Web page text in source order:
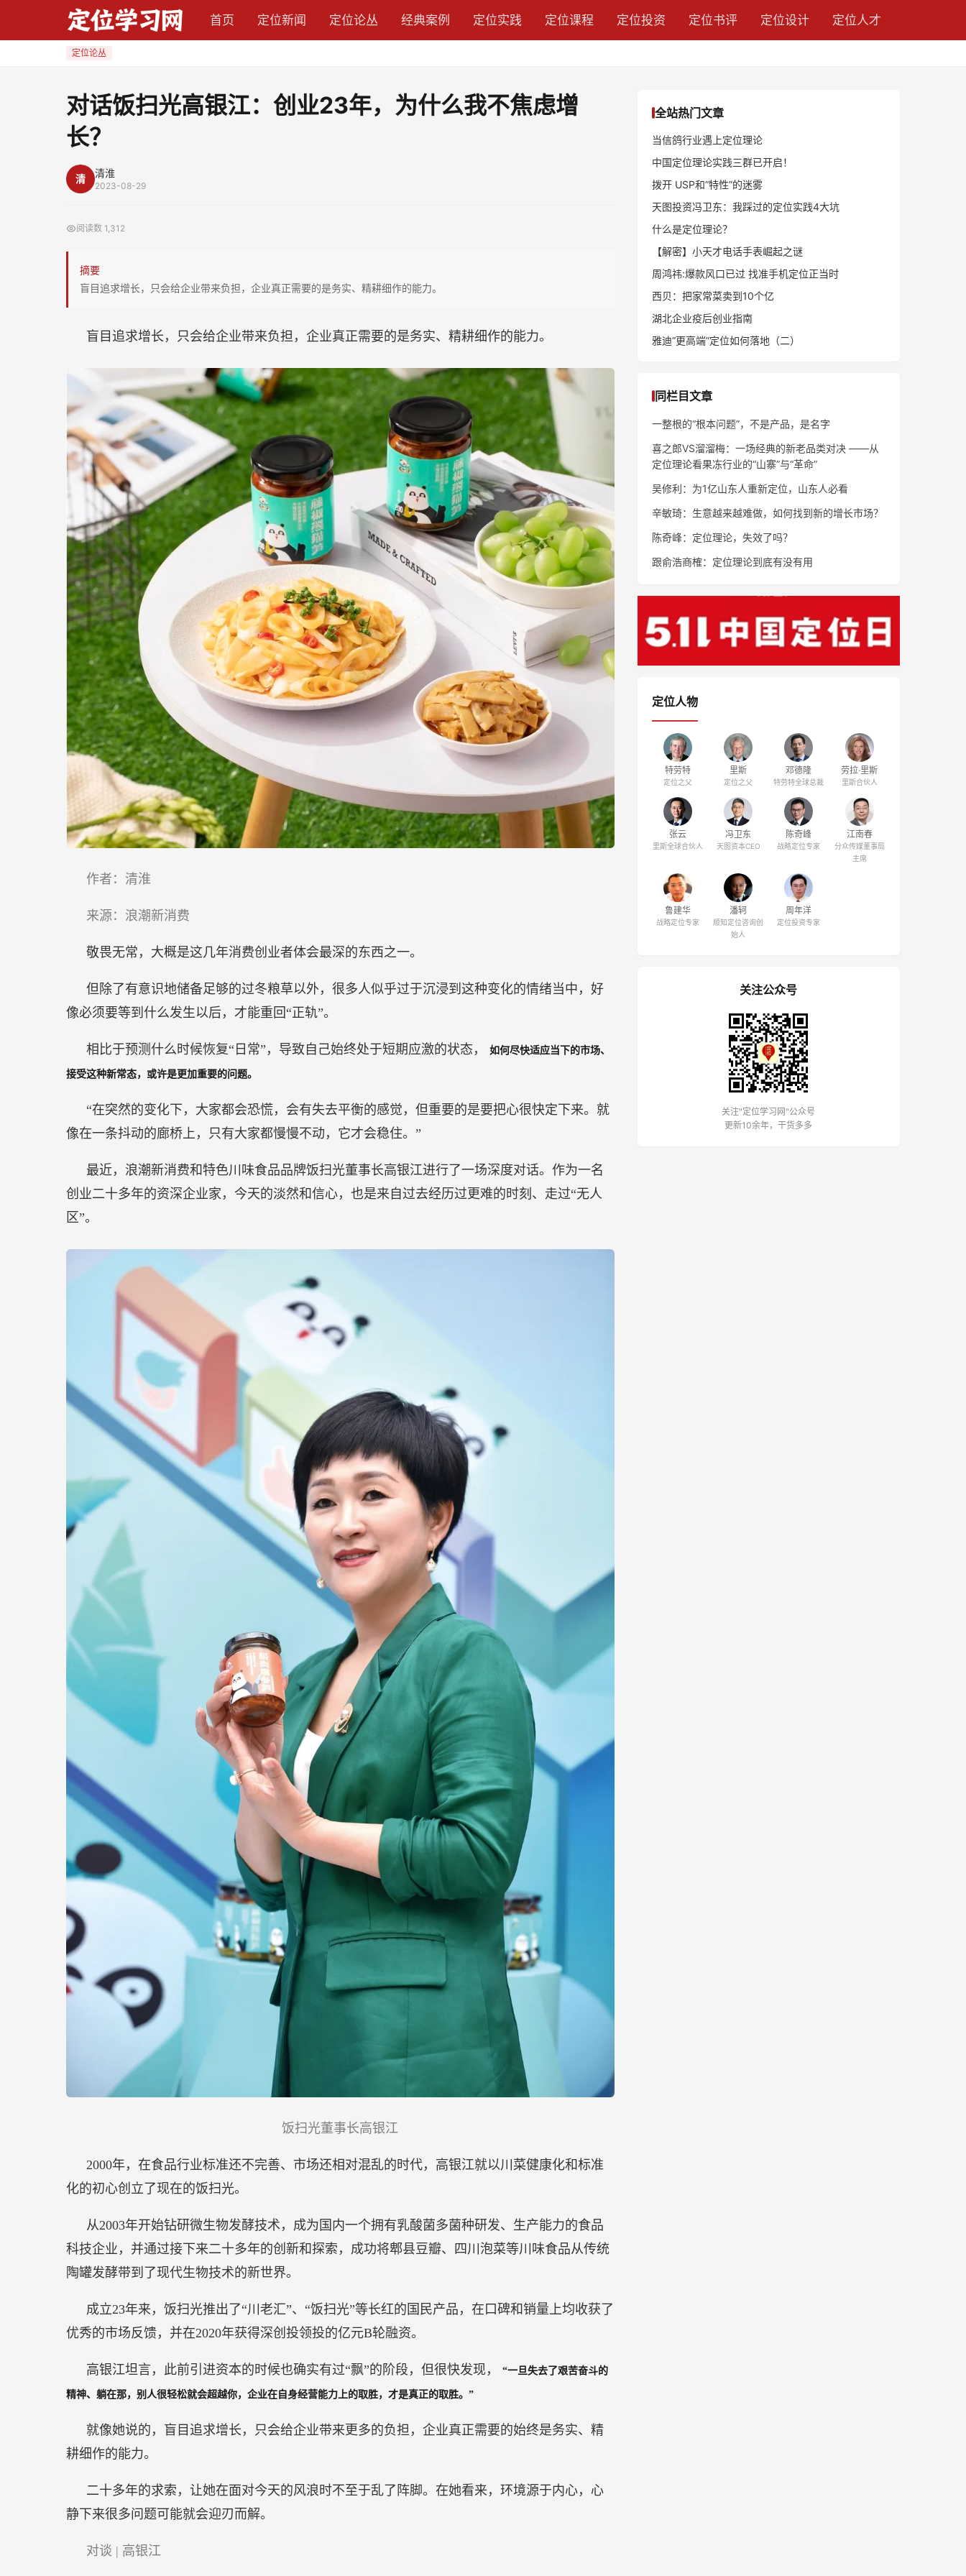
首页 定位新闻 定位论丛 经典案例 定位实践 定位课程 定位投资 定位书评 定位设计 定位人才
定位论丛
对话饭扫光高银江：创业23年，为什么我不焦虑增
长？
清 清淮
2023-08-29
阅读数 1,312
摘要
盲目追求增长，只会给企业带来负担，企业真正需要的是务实、精耕细作的能力。
盲目追求增长，只会给企业带来负担，企业真正需要的是务实、精耕细作的能力。
作者：清淮
来源：浪潮新消费
敬畏无常，大概是这几年消费创业者体会最深的东西之一。
但除了有意识地储备足够的过冬粮草以外，很多人似乎过于沉浸到这种变化的情绪当中，好
像必须要等到什么发生以后，才能重回“正轨”。
相比于预测什么时候恢复“日常”，导致自己始终处于短期应激的状态， 如何尽快适应当下的市场、
接受这种新常态，或许是更加重要的问题。
“在突然的变化下，大家都会恐慌，会有失去平衡的感觉，但重要的是要把心很快定下来。就
像在一条抖动的廊桥上，只有大家都慢慢不动，它才会稳住。”
最近，浪潮新消费和特色川味食品品牌饭扫光董事长高银江进行了一场深度对话。作为一名
创业二十多年的资深企业家，今天的淡然和信心，也是来自过去经历过更难的时刻、走过“无人
区”。
饭扫光董事长高银江
2000年，在食品行业标准还不完善、市场还相对混乱的时代，高银江就以川菜健康化和标准
化的初心创立了现在的饭扫光。
从2003年开始钻研微生物发酵技术，成为国内一个拥有乳酸菌多菌种研发、生产能力的食品
科技企业，并通过接下来二十多年的创新和探索，成功将郫县豆瓣、四川泡菜等川味食品从传统
陶罐发酵带到了现代生物技术的新世界。
成立23年来，饭扫光推出了“川老汇”、“饭扫光”等长红的国民产品，在口碑和销量上均收获了
优秀的市场反馈，并在2020年获得深创投领投的亿元B轮融资。
高银江坦言，此前引进资本的时候也确实有过“飘”的阶段，但很快发现， “一旦失去了艰苦奋斗的
精神、躺在那，别人很轻松就会超越你，企业在自身经营能力上的取胜，才是真正的取胜。”
就像她说的，盲目追求增长，只会给企业带来更多的负担，企业真正需要的始终是务实、精
耕细作的能力。
二十多年的求索，让她在面对今天的风浪时不至于乱了阵脚。在她看来，环境源于内心，心
静下来很多问题可能就会迎刃而解。
对谈 | 高银江
全站热门文章
当信鸽行业遇上定位理论
中国定位理论实践三群已开启！
拨开 USP和“特性”的迷雾
天图投资冯卫东：我踩过的定位实践4大坑
什么是定位理论？
【解密】小天才电话手表崛起之谜
周鸿祎:爆款风口已过 找准手机定位正当时
西贝：把家常菜卖到10个亿
湖北企业疫后创业指南
雅迪“更高端”定位如何落地（二）
同栏目文章
一整根的“根本问题”，不是产品，是名字
喜之郎VS溜溜梅：一场经典的新老品类对决 ——从
定位理论看果冻行业的“山寨”与“革命”
吴修利：为1亿山东人重新定位，山东人必看
辛敏琦：生意越来越难做，如何找到新的增长市场？
陈奇峰：定位理论，失效了吗？
跟俞浩商榷：定位理论到底有没有用
定位人物
特劳特
定位之父
里斯
定位之父
邓德隆
特劳特全球总裁
劳拉·里斯
里斯合伙人
张云
里斯全球合伙人
冯卫东
天图资本CEO
陈奇峰
战略定位专家
江南春
分众传媒董事局
主席
鲁建华
战略定位专家
潘轲
顺知定位咨询创
始人
周年洋
定位投资专家
关注公众号
关注"定位学习网"公众号
更新10余年，干货多多